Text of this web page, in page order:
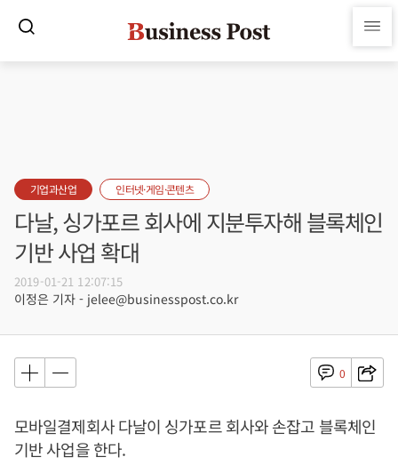
기업과산업 인터넷·게임·콘텐츠
다날, 싱가포르 회사에 지분투자해 블록체인
기반 사업 확대
2019-01-21 12:07:15
이정은 기자 - jelee@businesspost.co.kr
0
모바일결제회사 다날이 싱가포르 회사와 손잡고 블록체인
기반 사업을 한다.